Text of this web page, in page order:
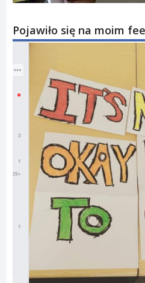
Pojawiło się na moim